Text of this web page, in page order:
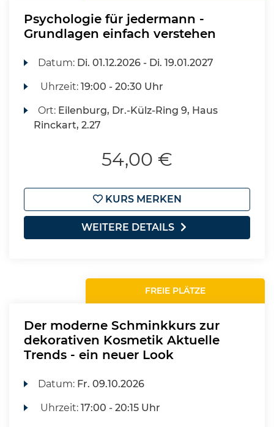
Psychologie für jedermann -
Grundlagen einfach verstehen
Datum: Di. 01.12.2026 - Di. 19.01.2027
Uhrzeit:19:00 - 20:30 Uhr
Ort: Eilenburg, Dr.-Külz-Ring 9, Haus
Rinckart, 2.27
54,00 €
KURS MERKEN
WEITERE DETAILS
FREIE PLÄTZE
Der moderne Schminkkurs zur
dekorativen Kosmetik Aktuelle
Trends - ein neuer Look
Datum: Fr. 09.10.2026
Uhrzeit:17:00 - 20:15 Uhr